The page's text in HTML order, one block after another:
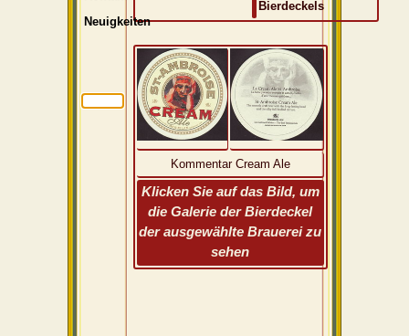
Bierdeckels
Kommentar Cream Ale
Klicken Sie auf das Bild, um
die Galerie der Bierdeckel
der ausgewählte Brauerei zu
sehen
Neuigkeiten